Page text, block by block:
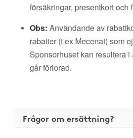
försäkringar, presentkort och
Obs: Användande av
rabatter (t ex Mecenat) som
Sponsorhuset kan resultera
går förlorad.
Frågor om ersättning?